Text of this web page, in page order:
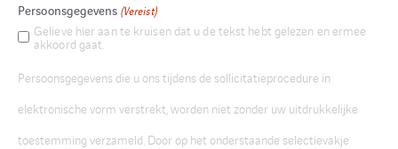
Persoonsgegevens (Vereist)
Gelieve hier aan te kruisen dat u de tekst hebt gelezen en ermee
akkoord gaat.
Persoonsgegevens die u ons tijdens de sollicitatieprocedure in
elektronische vorm verstrekt, worden niet zonder uw uitdrukkelijke
toestemming verzameld. Door op het onderstaande selectievakje